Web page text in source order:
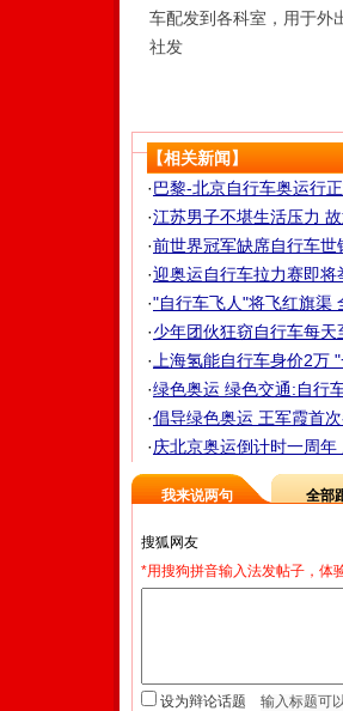
车配发到各科室，用于外
社发
【相关新闻】
·巴黎-北京自行车奥运行
·江苏男子不堪生活压力 故
·前世界冠军缺席自行车
·迎奥运自行车拉力赛即将
·"自行车飞人"将飞红旗渠
·少年团伙狂窃自行车每天
· 上海氢能自行车身价2万
·绿色奥运 绿色交通:自行
·倡导绿色奥运 王军霞首次
·庆北京奥运倒计时一周年
我来说两句 全部
*用搜狗拼音输入法发帖子，体
设为辩论话题